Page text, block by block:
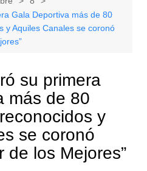
Gala Deportiva más de 80
y Aquiles Canales se coronó
su primera
más de 80
y
se coronó
de los Mejores”